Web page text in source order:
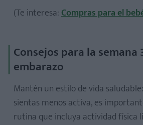
(Te interesa:Compras para el
Consejos para la semana
embarazo
Mantén un estilo de vida
sientas menos activa, es
rutina que incluya actividad física